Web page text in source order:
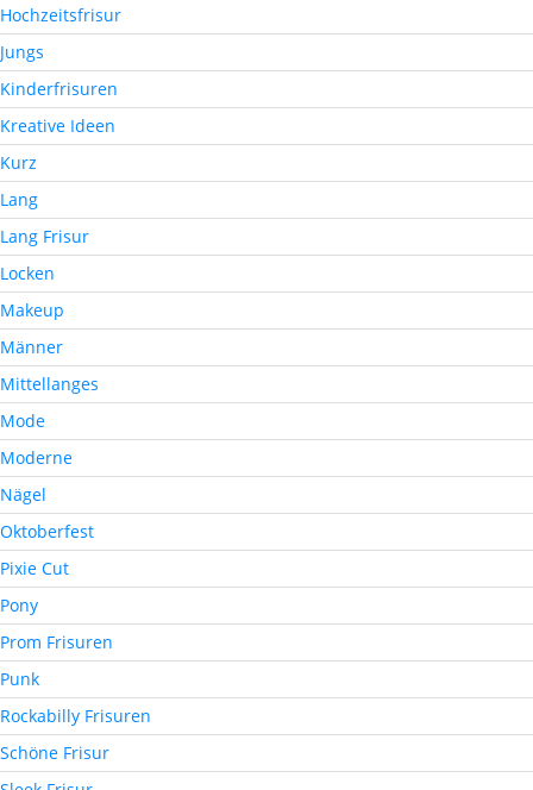
Hochzeitsfrisur
Jungs
Kinderfrisuren
Kreative Ideen
Kurz
Lang
Lang Frisur
Locken
Makeup
Männer
Mittellanges
Mode
Moderne
Nägel
Oktoberfest
Pixie Cut
Pony
Prom Frisuren
Punk
Rockabilly Frisuren
Schöne Frisur